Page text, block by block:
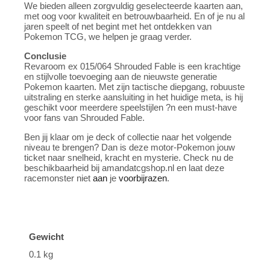
We bieden alleen zorgvuldig geselecteerde kaarten aan,
met oog voor kwaliteit en betrouwbaarheid. En of je nu al
jaren speelt of net begint met het ontdekken van
Pokemon TCG, we helpen je graag verder.
Conclusie
Revaroom ex 015/064 Shrouded Fable is een krachtige
en stijlvolle toevoeging aan de nieuwste generatie
Pokemon kaarten. Met zijn tactische diepgang, robuuste
uitstraling en sterke aansluiting in het huidige meta, is hij
geschikt voor meerdere speelstijlen ?n een must-have
voor fans van Shrouded Fable.
Ben jij klaar om je deck of collectie naar het volgende
niveau te brengen? Dan is deze motor-Pokemon jouw
ticket naar snelheid, kracht en mysterie. Check nu de
beschikbaarheid bij amandatcgshop.nl en laat deze
racemonster niet aan je voorbijrazen.
Gewicht
0.1 kg